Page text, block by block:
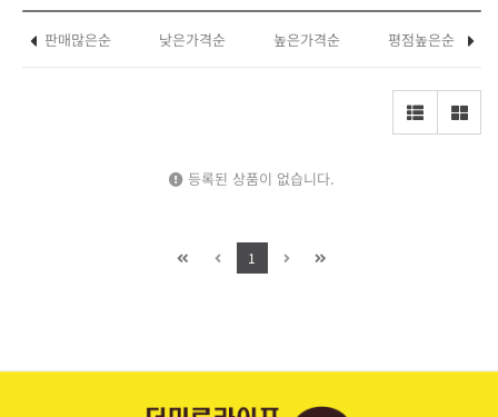
판매많은순 낮은가격순 높은가격순 평점높은순
등록된 상품이 없습니다.
1